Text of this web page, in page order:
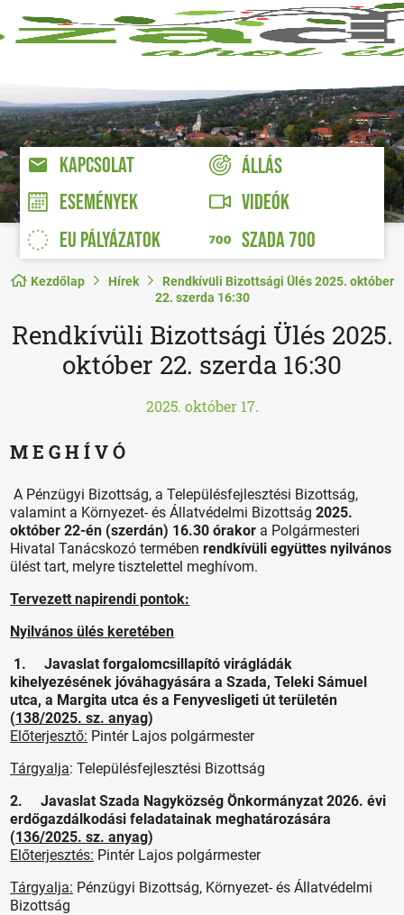
KAPCSOLAT
ÁLLÁS
ESEMÉNYEK
VIDEÓK
EU PÁLYÁZATOK
SZADA 700
Kezdőlap Hírek
Rendkívüli Bizottsági Ülés 2025. október
22. szerda 16:30
Rendkívüli Bizottsági Ülés 2025.
október 22. szerda 16:30
2025. október 17.
M E G H Í V Ó
A Pénzügyi Bizottság, a Településfejlesztési Bizottság,
valamint a Környezet- és Állatvédelmi Bizottság2025.
október 22-én (szerdán) 16.30 órakor a Polgármesteri
Hivatal Tanácskozó termébenrendkívüli együttes nyilvános
ülést tart, melyre tisztelettel meghívom.
Tervezett napirendi pontok:
Nyilvános ülés keretében
1. Javaslat forgalomcsillapító virágládák
kihelyezésének jóváhagyására a Szada, Teleki Sámuel
utca, a Margita utca és a Fenyvesligeti út területén
(138/2025. sz. anyag)
Előterjesztő: Pintér Lajos polgármester
Tárgyalja: Településfejlesztési Bizottság
2. Javaslat Szada Nagyközség Önkormányzat 2026. évi
erdőgazdálkodási feladatainak meghatározására
(136/2025. sz. anyag)
Előterjesztés: Pintér Lajos polgármester
Tárgyalja: Pénzügyi Bizottság, Környezet- és Állatvédelmi
Bizottság